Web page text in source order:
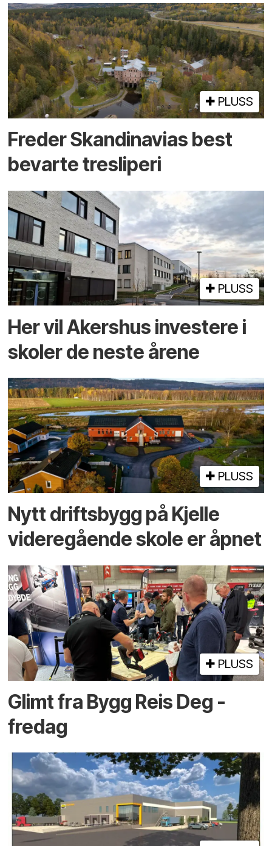
PLUSS
Freder Skandinavias best
bevarte tre­sliperi
PLUSS
Her vil Akershus investere i
skoler de neste årene
PLUSS
Nytt driftsbygg på Kjelle
videre­gående skole er åpnet
PLUSS
Glimt fra Bygg Reis Deg -
fredag